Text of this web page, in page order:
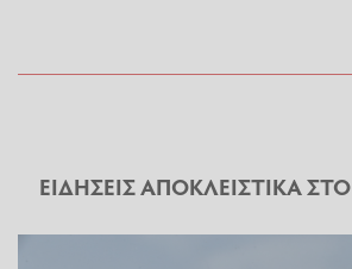
ΕΙΔΗΣΕΙΣ ΑΠΟΚΛΕΙΣΤΙΚΑ ΣΤΟ